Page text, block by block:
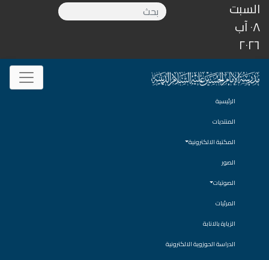
السبت
٠٨ آب
٢٠٢٦
الرئيسية
المنتديات
المكتبة الالكترونية
الصور
الصوتيات
المرئيات
الزيارة بالانابة
الدراسة الحوزوية الالكترونية